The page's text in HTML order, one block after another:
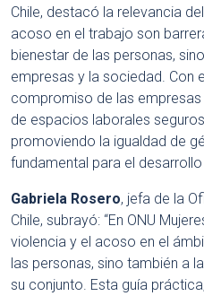
Chile, destacó la relevancia
acoso en el trabajo son
bienestar de las personas,
empresas y la sociedad. Con
compromiso de las
de espacios laborales
promoviendo la igualdad de
fundamental para el desarrollo
Gabriela Rosero, jefa de la
Chile, subrayó: “En ONU
violencia y el acoso en el
las personas, sino también a
su conjunto. Esta guía